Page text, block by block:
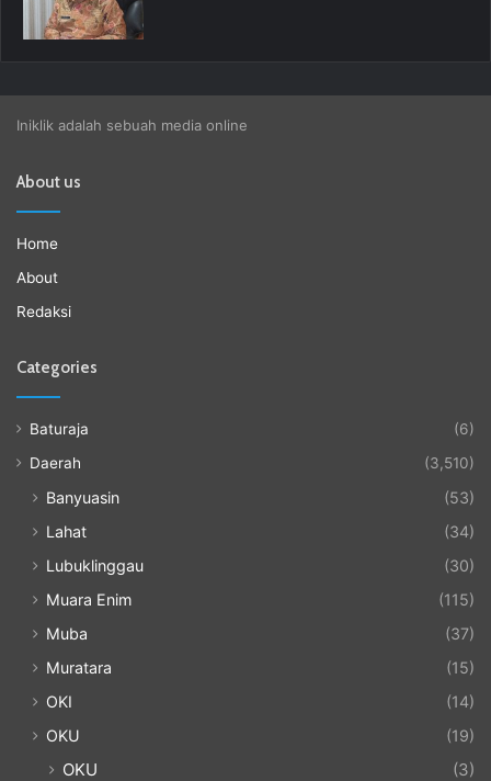
Iniklik adalah sebuah media online
About us
Home
About
Redaksi
Categories
Baturaja
(6)
Daerah
(3,510)
Banyuasin
(53)
Lahat
(34)
Lubuklinggau
(30)
Muara Enim
(115)
Muba
(37)
Muratara
(15)
OKI
(14)
OKU
(19)
OKU (3)